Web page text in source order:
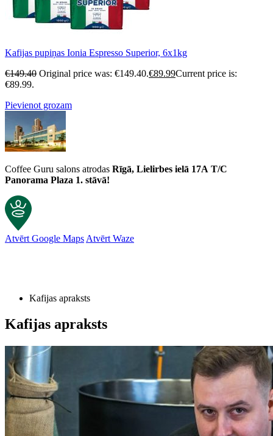
Kafijas pupiņas Ionia Espresso Superior, 6x1kg
€149.40 Original price was: €149.40.€89.99Current price is:
€89.99.
Pievienot grozam
Coffee Guru salons atrodas Rīgā, Lielirbes ielā 17A T/C
Panorama Plaza 1. stāvā!
Atvērt Google MapsAtvērt Waze
Normunds
Rating: 4/5
Labā kafija ,bet nebūs mana- nedaudz par daudz jūtu skābumu.
Fri Jun 05 2026 10:09:27 GMT+0000 (Coordinated Universal Time)
Kafijas pupiņas Coffee Cruise Espresso Blend Ethiopia un India 1kg
Antra
Rating: 5/5
Espreso blend
Patīkami stipra kafija. Ātra piegāde. Paldies!
Thu Jun 04 2026 18:08:54 GMT+0000 (Coordinated Universal Time)
Kafijas apraksts
Kafijas apraksts